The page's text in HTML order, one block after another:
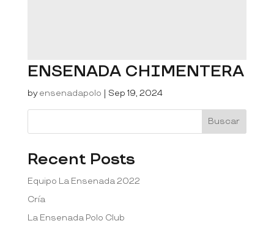
ENSENADA CHIMENTERA
byensenadapolo | Sep 19, 2024
Buscar
Recent Posts
Equipo La Ensenada 2022
Cría
La Ensenada Polo Club